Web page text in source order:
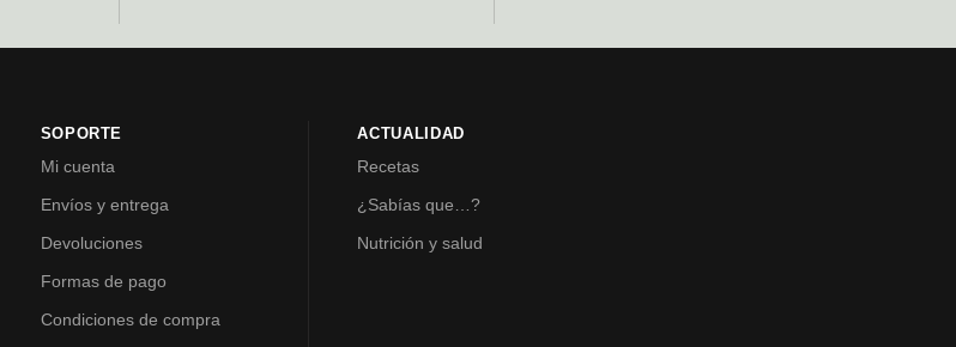
SOPORTE
Mi cuenta
Envíos y entrega
Devoluciones
Formas de pago
Condiciones de compra
ACTUALIDAD
Recetas
¿Sabías que…?
Nutrición y salud